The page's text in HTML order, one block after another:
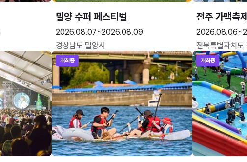
밀양 수퍼 페스티벌
2026.08.07~2026.08.09
경상남도 밀양시
전주 가맥축
전북특별자치도
개최중 개최중